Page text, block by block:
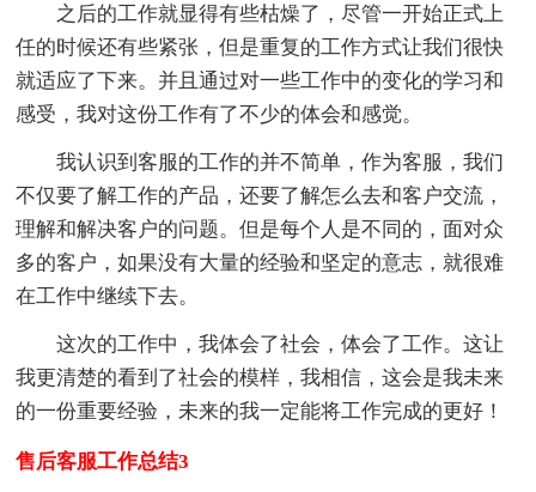
之后的工作就显得有些枯燥了，尽管一开始正式上
任的时候还有些紧张，但是重复的工作方式让我们很快
就适应了下来。并且通过对一些工作中的变化的学习和
感受，我对这份工作有了不少的体会和感觉。
我认识到客服的工作的并不简单，作为客服，我们
不仅要了解工作的产品，还要了解怎么去和客户交流，
理解和解决客户的问题。但是每个人是不同的，面对众
多的客户，如果没有大量的经验和坚定的意志，就很难
在工作中继续下去。
这次的工作中，我体会了社会，体会了工作。这让
我更清楚的看到了社会的模样，我相信，这会是我未来
的一份重要经验，未来的我一定能将工作完成的更好！
售后客服工作总结3